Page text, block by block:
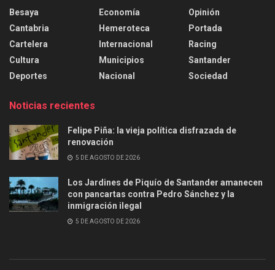
Besaya
Cantabria
Cartelera
Cultura
Deportes
Economía
Hemeroteca
Internacional
Municipios
Nacional
Opinión
Portada
Racing
Santander
Sociedad
Noticias recientes
Felipe Piña: la vieja política disfrazada de
renovación
5 DE AGOSTO DE 2026
Los Jardines de Piquío de Santander amanecen
con pancartas contra Pedro Sánchez y la
inmigración ilegal
5 DE AGOSTO DE 2026